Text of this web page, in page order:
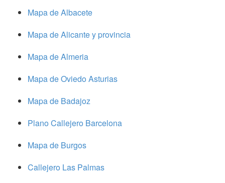
Mapa de Albacete
Mapa de Alicante y provincia
Mapa de Almeria
Mapa de Oviedo Asturias
Mapa de Badajoz
Plano Callejero Barcelona
Mapa de Burgos
Callejero Las Palmas